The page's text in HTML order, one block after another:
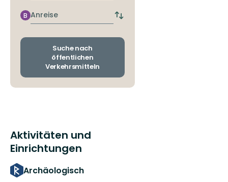
finden
Anreise
B
Abfahrts-
Ankunftshaltestellen
Suche nach
öffentlichen
Verkehrsmitteln
Aktivitäten und
Einrichtungen
Archäologisch